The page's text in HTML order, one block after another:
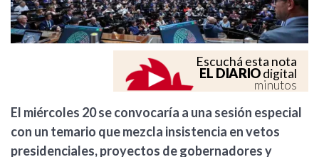
Escuchá esta nota
EL DIARIOdigital
minutos
El miércoles 20 se convocaría a una sesión especial
con un temario que mezcla insistencia en vetos
presidenciales, proyectos de gobernadores y